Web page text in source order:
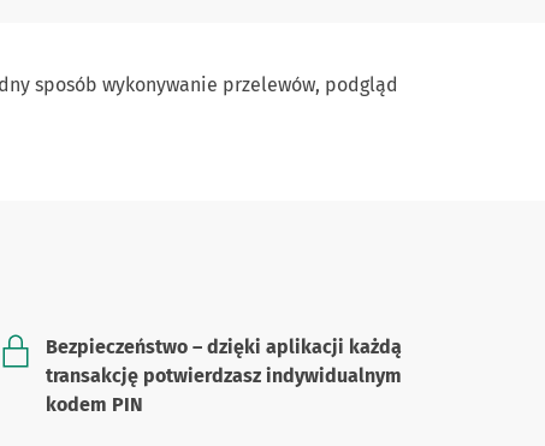
sposób wykonywanie przelewów, podgląd
Bezpieczeństwo – dzięki aplikacji każdą
transakcję potwierdzasz indywidualnym
kodem PIN